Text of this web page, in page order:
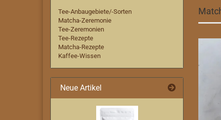
Tee-Anbaugebiete/-Sorten
Matcha-Zeremonie
Tee-Zeremonien
Tee-Rezepte
Matcha-Rezepte
Kaffee-Wissen
Neue Artikel